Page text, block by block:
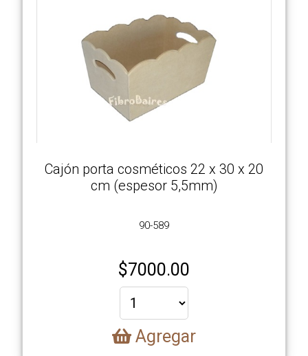
Cajón porta cosméticos 22 x 30 x 20
cm (espesor 5,5mm)
90-589
$7000.00
Agregar